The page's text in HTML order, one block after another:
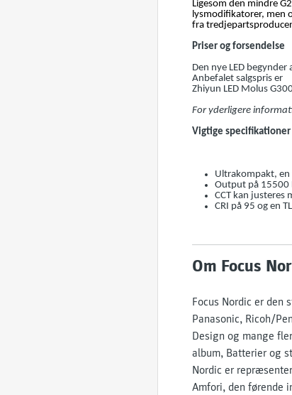
Ligesom den mindre
lysmodifikatorer, men
fra
Priser og forsendelse
Den nye LED
Anbefalet salgspris er
Zhiyun LED Molus
For yderligere
Vigtige specifikationer
Ultrakompakt,
Output på 15500
CCT kan justeres
CRI på 95 og en
Om Focus
Focus Nordic er den
Panasonic, Ricoh/
Design og mange
album, Batterier og
Nordic er
Amfori, den førende